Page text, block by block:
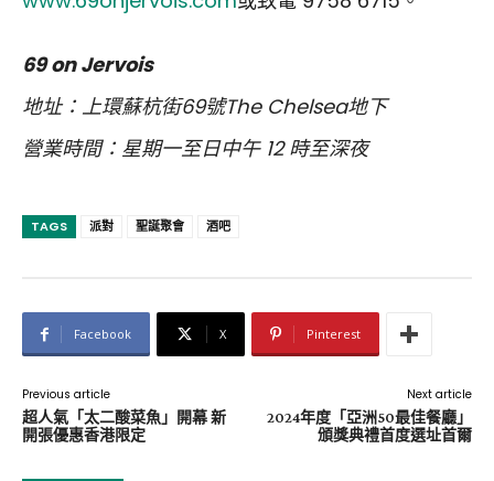
69 on Jervois
地址：上環蘇杭街69號The Chelsea地下
營業時間：星期一至日中午12時至深夜
TAGS 派對 聖誕聚會 酒吧
Facebook X Pinterest
Previous article
超⼈氣「太⼆酸菜⿂」開幕 新
開張優惠香港限定
Next article
2024年度「亞洲50最佳餐廳」
頒獎典禮首度選址首爾